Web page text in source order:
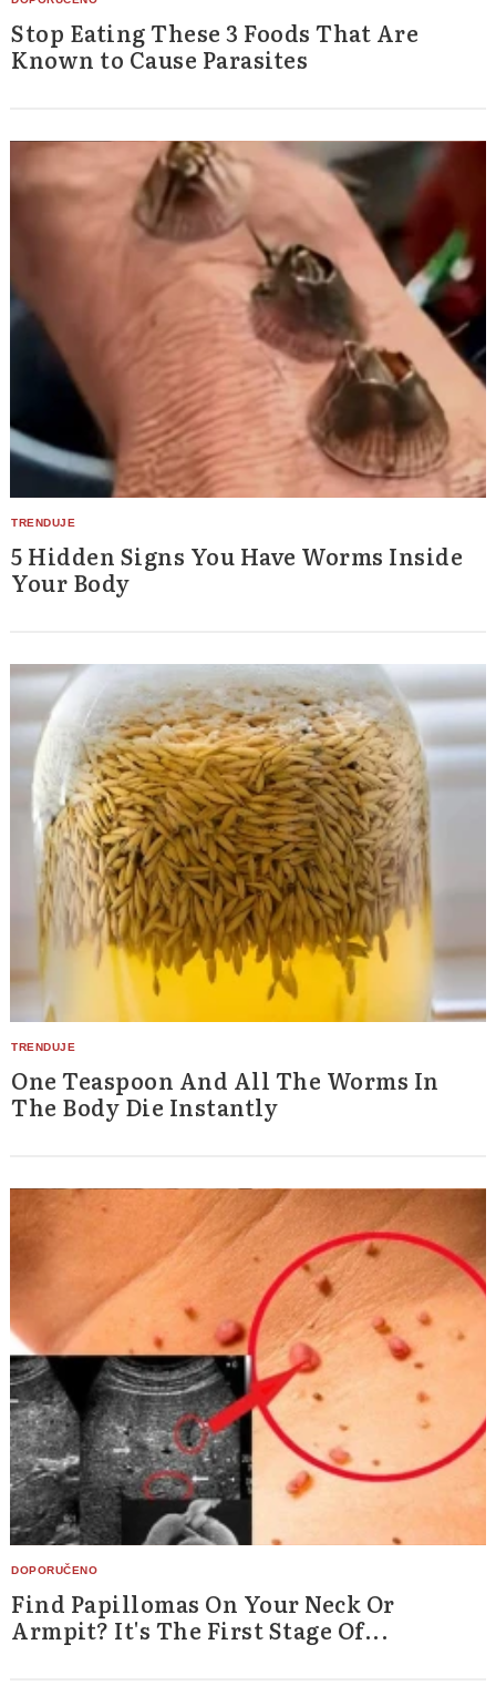
Stop Eating These 3 Foods That Are
Known to Cause Parasites
5 Hidden Signs You Have Worms Inside
Your Body
One Teaspoon And All The Worms In
The Body Die Instantly
Find Papillomas On Your Neck Or
Armpit? It's The First Stage Of...